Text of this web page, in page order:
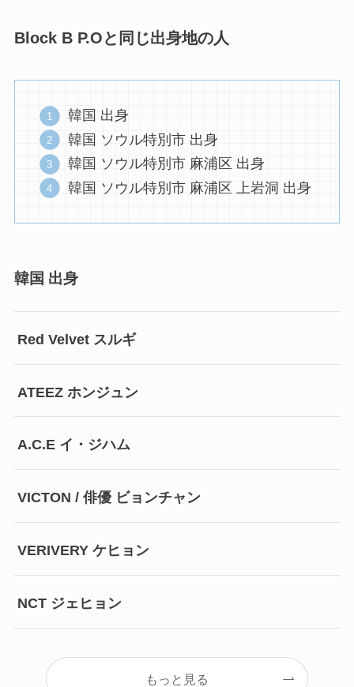
Block B P.Oと同じ出身地の人
韓国 出身
韓国 ソウル特別市 出身
韓国 ソウル特別市 麻浦区 出身
韓国 ソウル特別市 麻浦区 上岩洞 出身
韓国 出身
Red Velvet スルギ
ATEEZ ホンジュン
A.C.E イ・ジハム
VICTON / 俳優 ビョンチャン
VERIVERY ケヒョン
NCT ジェヒョン
もっと見る